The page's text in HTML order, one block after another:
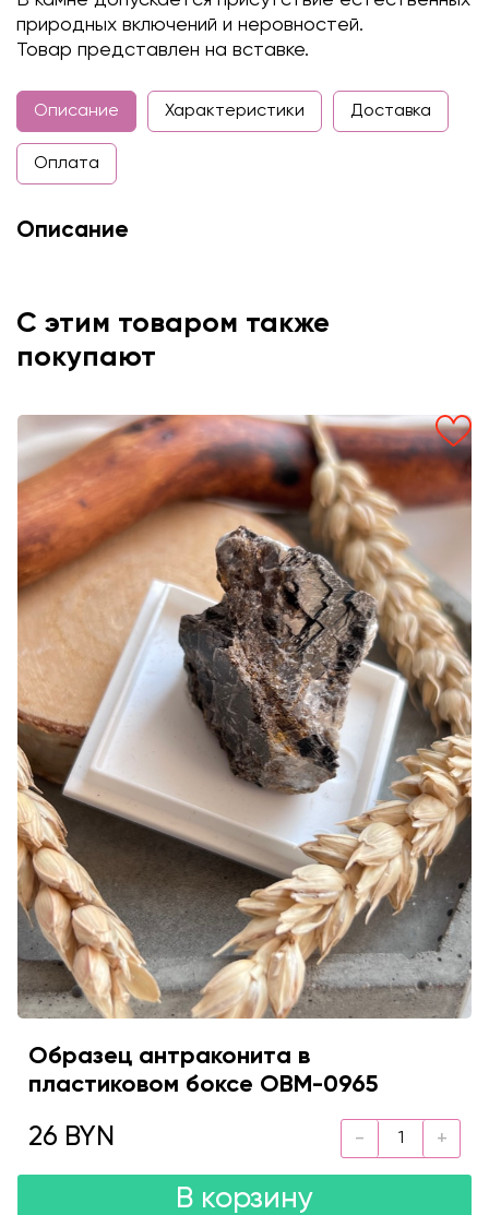
природных включений и неровностей.
Товар представлен на вставке.
Описание Характеристики Доставка
Оплата
Описание
С этим товаром также
покупают
Образец антраконита в
пластиковом боксе OBM-0965
26 BYN
В корзину